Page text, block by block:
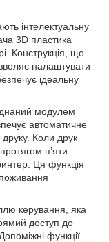
інтелектуальну
3D пластика
Конструкція, що
налаштувати
ідеальну
модулем
автоматичне
Коли друк
п’яти
Ця функція
керування, яка
доступ до
функції